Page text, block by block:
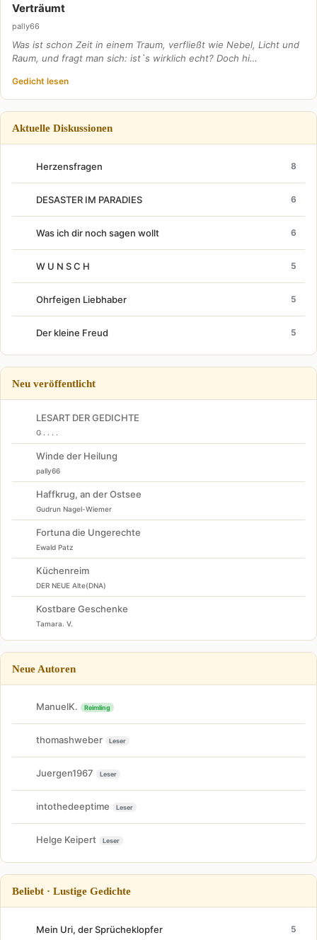
Verträumt
pally66
Was ist schon Zeit in einem Traum, verfließt wie Nebel, Licht und
Raum, und fragt man sich: ist`s wirklich echt? Doch hi…
Gedicht lesen
Aktuelle Diskussionen
Herzensfragen 8
DESASTER IM PARADIES 6
Was ich dir noch sagen wollt 6
W U N S C H 5
Ohrfeigen Liebhaber 5
Der kleine Freud 5
Neu veröffentlicht
LESART DER GEDICHTE
G . . . .
Winde der Heilung
pally66
Haffkrug, an der Ostsee
Gudrun Nagel-Wiemer
Fortuna die Ungerechte
Ewald Patz
Küchenreim
DER NEUE Alte(DNA)
Kostbare Geschenke
Tamara. V.
Neue Autoren
ManuelK. Reimling
thomashweber Leser
Juergen1967 Leser
intothedeeptime Leser
Helge Keipert Leser
Beliebt · Lustige Gedichte
Mein Uri, der Sprücheklopfer 5